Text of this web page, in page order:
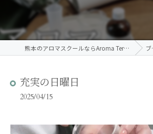
熊本のアロマスクールならAroma Terrace ブログ
充実の日曜日
2025/04/15